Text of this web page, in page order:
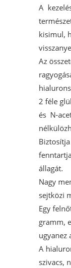
A
kisimul,
Az
2 féle
és N-
állagát.
Nagy
sejtközi
Egy
gramm,
ugyanez
A
szivacs,